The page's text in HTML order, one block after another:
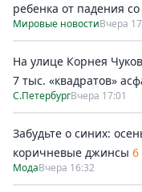
ребенка от падения
Мировые новостиВчера
На улице Корнея
7 тыс. «квадратов»
С.ПетербургВчера 17:01
Забудьте о синих:
коричневые джинсы 6
МодаВчера 16:32